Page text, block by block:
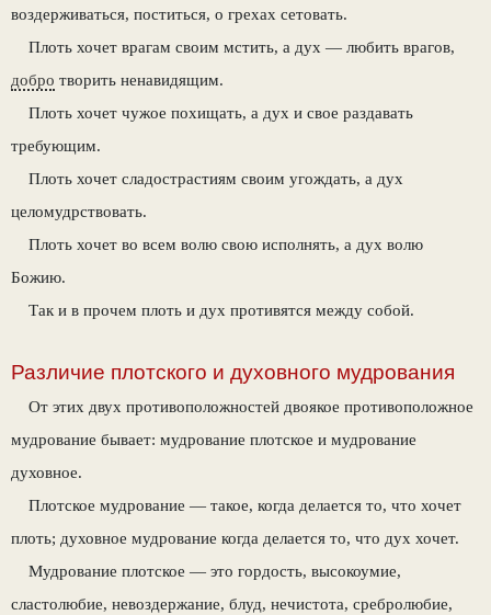
воздерживаться, поститься, о грехах сетовать.
Плоть хочет врагам своим мстить, а дух — любить врагов,
добро творить ненавидящим.
Плоть хочет чужое похищать, а дух и свое раздавать
требующим.
Плоть хочет сладострастиям своим угождать, а дух
целомудрствовать.
Плоть хочет во всем волю свою исполнять, а дух волю
Божию.
Так и в прочем плоть и дух противятся между собой.
Различие плотского и духовного мудрования
От этих двух противоположностей двоякое противоположное
мудрование бывает: мудрование плотское и мудрование
духовное.
Плотское мудрование — такое, когда делается то, что хочет
плоть; духовное мудрование когда делается то, что дух хочет.
Мудрование плотское — это гордость, высокоумие,
сластолюбие, невоздержание, блуд, нечистота, сребролюбие,